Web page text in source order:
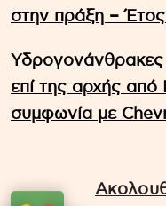
στην πράξη –
επί της αρχής
συμφωνία με